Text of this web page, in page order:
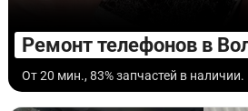
Ремонт телефонов в
От 20 мин., 83% запчастей в наличии.